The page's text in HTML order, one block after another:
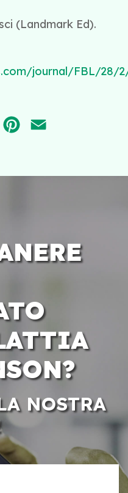
(Landmark Ed).
journal/FBL/28/
LINKEDINPINTEREST
NOSTRA